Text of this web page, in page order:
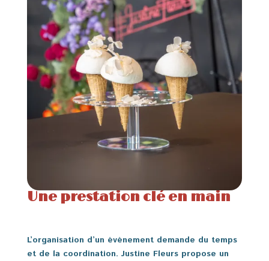
Une prestation clé en main
L’organisation d’un événement demande du temps
et de la coordination. Justine Fleurs propose un